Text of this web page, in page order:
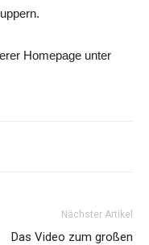
Homepage unter
Nächster Artikel
Das Video zum großen